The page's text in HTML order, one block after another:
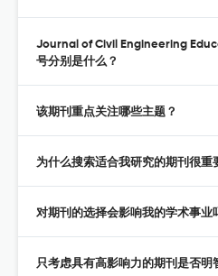
Journal of Civil Engineering
号分别是什么？
该期刊重点关注哪些主题？
为什么搜索适合我研究的期刊很重
对期刊的选择会影响我的学术事业
只考虑具有高影响力的期刊是否明